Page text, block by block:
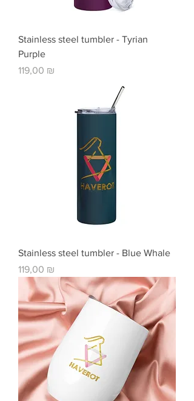
Stainless steel tumbler - Tyrian
Purple
Цена
119,00 ₪
Stainless steel tumbler - Blue Whale
Цена
119,00 ₪